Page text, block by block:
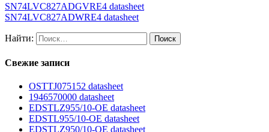
SN74LVC827ADGVRE4 datasheet
SN74LVC827ADWRE4 datasheet
Найти:
Свежие записи
OSTTJ075152 datasheet
1946570000 datasheet
EDSTLZ955/10-OE datasheet
EDSTL955/10-OE datasheet
EDSTLZ950/10-OE datasheet